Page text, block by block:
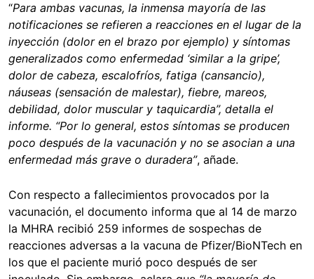
“Para ambas vacunas, la inmensa mayoría de las
notificaciones se refieren a reacciones en el lugar de la
inyección (dolor en el brazo por ejemplo) y síntomas
generalizados como enfermedad ‘similar a la gripe’,
dolor de cabeza, escalofríos, fatiga (cansancio),
náuseas (sensación de malestar), fiebre, mareos,
debilidad, dolor muscular y taquicardia”, detalla el
informe. “Por lo general, estos síntomas se producen
poco después de la vacunación y no se asocian a una
enfermedad más grave o duradera”, añade.
Con respecto a fallecimientos provocados por la
vacunación, el documento informa que al 14 de marzo
la MHRA recibió 259 informes de sospechas de
reacciones adversas a la vacuna de Pfizer/BioNTech en
los que el paciente murió poco después de ser